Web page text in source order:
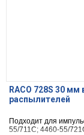
RACO 728S 30
распылителей
Подходит для
55/711С; 4460-55/